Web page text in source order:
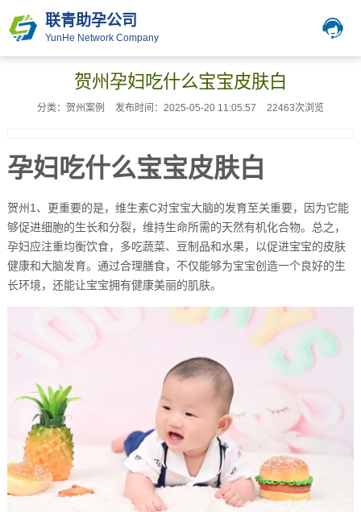
联青助孕公司
YunHe Network Company
贺州孕妇吃什么宝宝皮肤白
分类：贺州案例 发布时间：2025-05-20 11:05:57 22463次浏览
孕妇吃什么宝宝皮肤白
贺州1、更重要的是，维生素C对宝宝大脑的发育至关重要，因为它能
够促进细胞的生长和分裂，维持生命所需的天然有机化合物。总之，
孕妇应注重均衡饮食，多吃蔬菜、豆制品和水果，以促进宝宝的皮肤
健康和大脑发育。通过合理膳食，不仅能够为宝宝创造一个良好的生
长环境，还能让宝宝拥有健康美丽的肌肤。